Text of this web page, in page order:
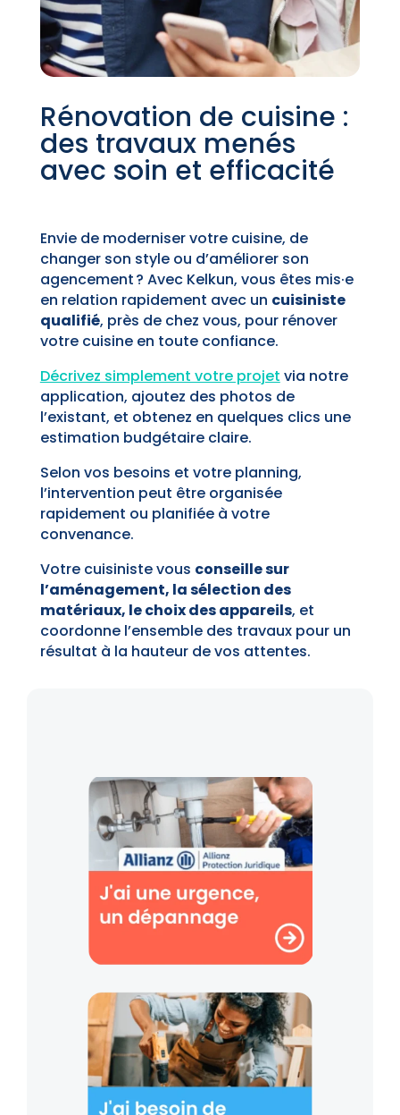
Rénovation de cuisine :
des travaux menés
avec soin et efficacité
Envie de moderniser votre cuisine, de
changer son style ou d’améliorer son
agencement ? Avec Kelkun, vous êtes mis·e
en relation rapidement avec un cuisiniste
qualifié, près de chez vous, pour rénover
votre cuisine en toute confiance.
Décrivez simplement votre projet via notre
application, ajoutez des photos de
l’existant, et obtenez en quelques clics une
estimation budgétaire claire.
Selon vos besoins et votre planning,
l’intervention peut être organisée
rapidement ou planifiée à votre
convenance.
Votre cuisiniste vous conseille sur
l’aménagement, la sélection des
matériaux, le choix des appareils, et
coordonne l’ensemble des travaux pour un
résultat à la hauteur de vos attentes.